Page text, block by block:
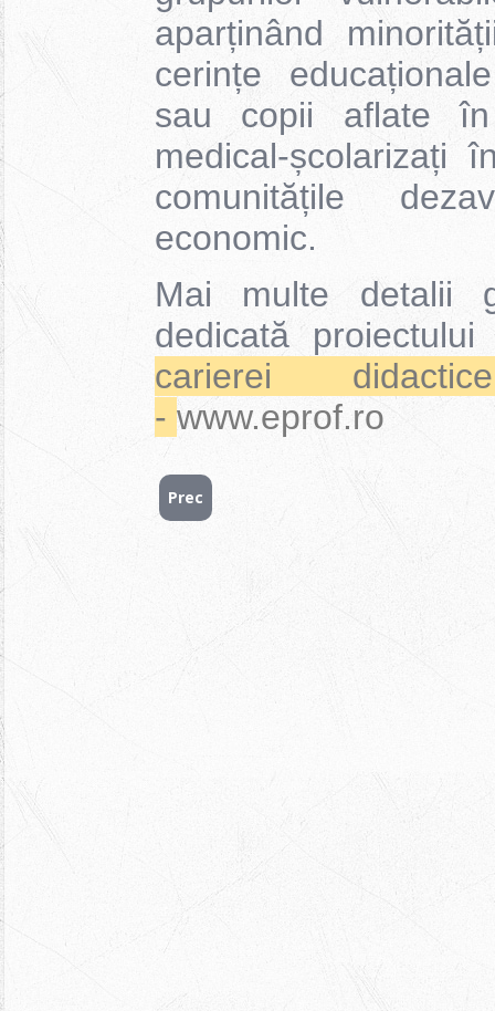
aparținând
cerințe
sau copii aflate
medical-școlarizați
comunitățile
economic.
Mai multe detalii
dedicată
carierei
- www.eprof.ro
Prec